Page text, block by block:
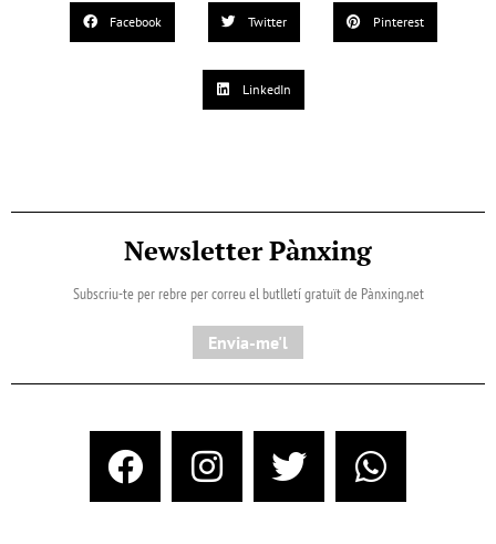
Facebook Twitter Pinterest
LinkedIn
Newsletter Pànxing
Subscriu-te per rebre per correu el butlletí gratuït de Pànxing.net​
Envia-me'l